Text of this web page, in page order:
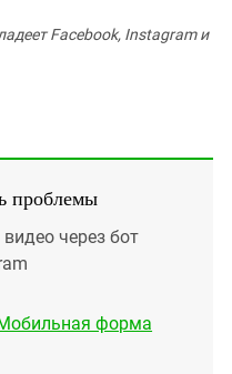
Facebook, Instagram и
проблемы
через бот
форма